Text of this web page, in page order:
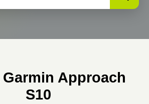
Approach
S10